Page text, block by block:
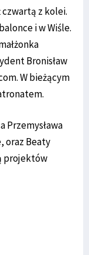
z kolei.
i w Wiśle.
Bronisław
W bieżącym
Przemysława
oraz Beaty
projektów